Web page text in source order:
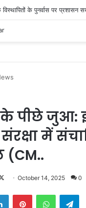
के पीछे जुआ:
में
(CM..
FollowOctober 14, 2025 0
LinkedInPinterestWhatsApp